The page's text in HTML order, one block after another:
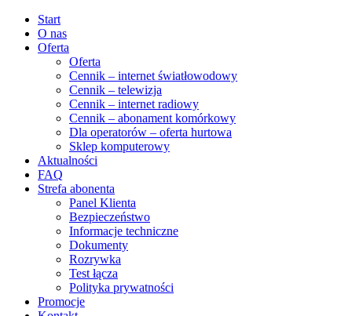
Start
O nas
Oferta
Oferta
Cennik – internet światłowodowy
Cennik – telewizja
Cennik – internet radiowy
Cennik – abonament komórkowy
Dla operatorów – oferta hurtowa
Sklep komputerowy
Aktualności
FAQ
Strefa abonenta
Panel Klienta
Bezpieczeństwo
Informacje techniczne
Dokumenty
Rozrywka
Test łącza
Polityka prywatności
Promocje